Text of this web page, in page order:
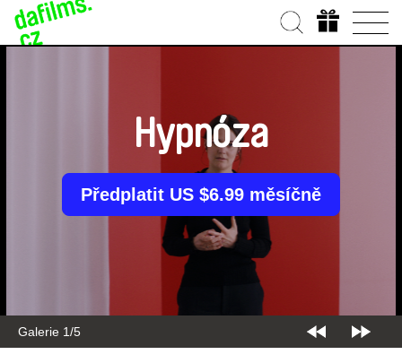
Galerie 2/5
Hypnóza
Předplatit US $6.99 měsíčně